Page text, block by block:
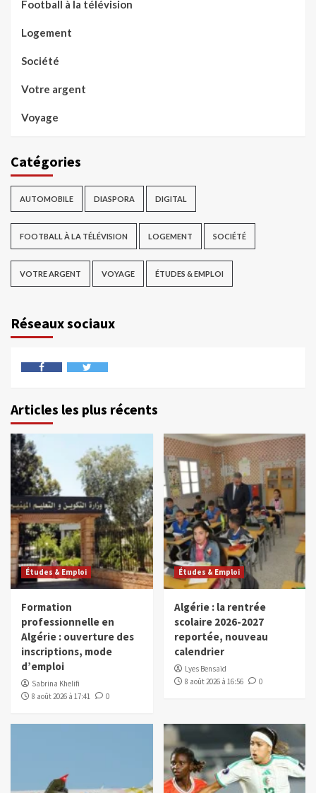
Football à la télévision
Logement
Société
Votre argent
Voyage
Catégories
AUTOMOBILE DIASPORA DIGITAL
FOOTBALL À LA TÉLÉVISION LOGEMENT SOCIÉTÉ
VOTRE ARGENT VOYAGE ÉTUDES & EMPLOI
Réseaux sociaux
Articles les plus récents
Études & Emploi
Formation
professionnelle en
Algérie : ouverture des
inscriptions, mode
d’emploi
Sabrina Khelifi
8 août 2026 à 17:41
0
Études & Emploi
Algérie : la rentrée
scolaire 2026-2027
reportée, nouveau
calendrier
Lyes Bensaïd
8 août 2026 à 16:56
0